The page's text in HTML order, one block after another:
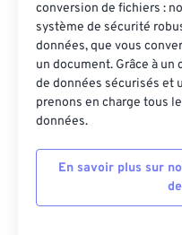
conversion de fichiers :
système de sécurité
données, que vous
un document. Grâce à
de données sécurisés et
prenons en charge tous
données.
En savoir plus sur